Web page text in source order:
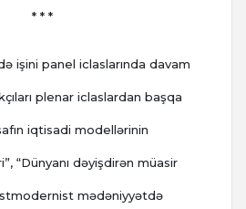
* * *
işini panel iclaslarında davam
plenar iclaslardan başqa
iqtisadi modellərinin
“Dünyanı dəyişdirən müasir
mədəniyyətdə